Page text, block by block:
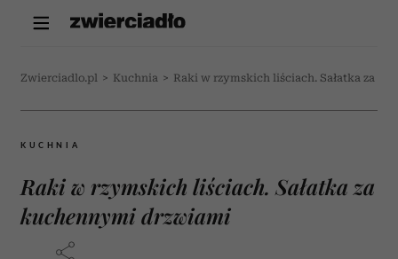
Zwierciadlo.pl > Kuchnia > Raki w rzymskich liściach. Sałatka za
KUCHNIA
Raki w rzymskich liściach. Sałatka za
kuchennymi drzwiami